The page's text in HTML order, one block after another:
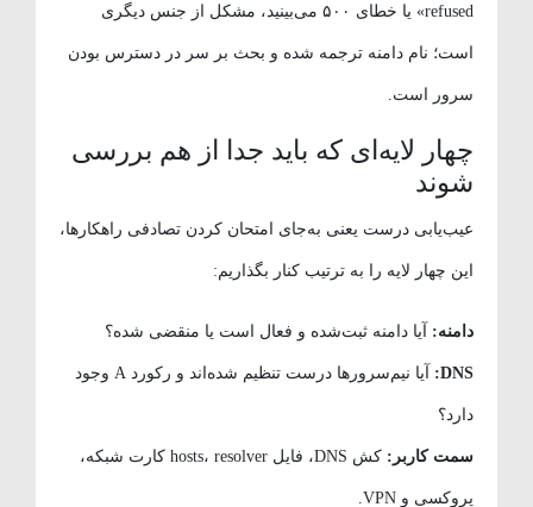
refused» یا خطای ۵۰۰ می‌بینید، مشکل از جنس دیگری
است؛ نام دامنه ترجمه شده و بحث بر سر در دسترس بودن
سرور است.
چهار لایه‌ای که باید جدا از هم بررسی
شوند
عیب‌یابی درست یعنی به‌جای امتحان کردن تصادفی راهکارها،
این چهار لایه را به ترتیب کنار بگذاریم:
دامنه: آیا دامنه ثبت‌شده و فعال است یا منقضی شده؟
DNS: آیا نیم‌سرورها درست تنظیم شده‌اند و رکورد A وجود
دارد؟
سمت کاربر: کش DNS، فایل hosts، resolver کارت شبکه،
پروکسی و VPN.